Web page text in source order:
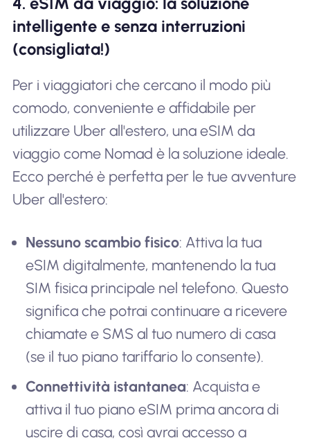
intelligente e senza interruzioni
(consigliata!)
Per i viaggiatori che cercano il modo più
comodo, conveniente e affidabile per
utilizzare Uber all'estero, una eSIM da
viaggio come Nomad è la soluzione ideale.
Ecco perché è perfetta per le tue avventure
Uber all'estero:
Nessuno scambio fisico: Attiva la tua
eSIM digitalmente, mantenendo la tua
SIM fisica principale nel telefono. Questo
significa che potrai continuare a ricevere
chiamate e SMS al tuo numero di casa
(se il tuo piano tariffario lo consente).
Connettività istantanea: Acquista e
attiva il tuo piano eSIM prima ancora di
uscire di casa, così avrai accesso a